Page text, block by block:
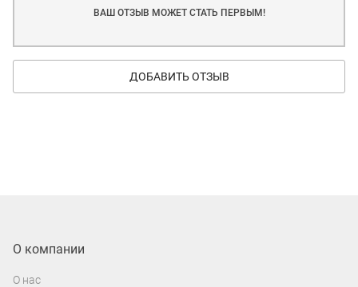
ВАШ ОТЗЫВ МОЖЕТ СТАТЬ ПЕРВЫМ!
ДОБАВИТЬ ОТЗЫВ
О компании
О нас